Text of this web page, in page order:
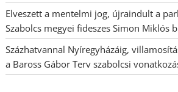
Elveszett a mentelmi jog, újraindult a
Szabolcs megyei fideszes Simon Miklós
Százhatvannal Nyíregyházáig,
a Baross Gábor Terv szabolcsi